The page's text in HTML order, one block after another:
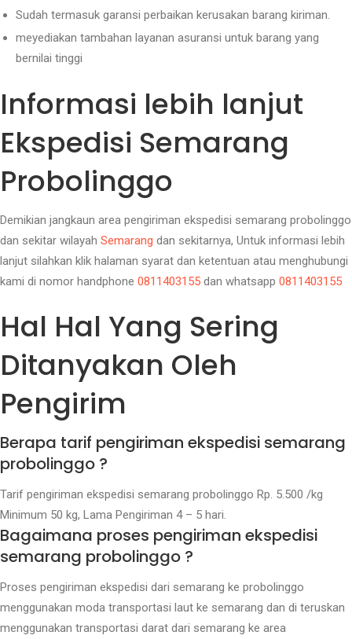
Sudah termasuk garansi perbaikan kerusakan barang kiriman.
meyediakan tambahan layanan asuransi untuk barang yang
bernilai tinggi
Informasi lebih lanjut
Ekspedisi Semarang
Probolinggo
Demikian jangkaun area pengiriman ekspedisi semarang probolinggo
dan sekitar wilayah Semarang dan sekitarnya, Untuk informasi lebih
lanjut silahkan klik halaman syarat dan ketentuan atau menghubungi
kami di nomor handphone 0811403155 dan whatsapp 0811403155
Hal Hal Yang Sering
Ditanyakan Oleh
Pengirim
Berapa tarif pengiriman ekspedisi semarang
probolinggo ?
Tarif pengiriman ekspedisi semarang probolinggo Rp. 5.500 /kg
Minimum 50 kg, Lama Pengiriman 4 – 5 hari.
Bagaimana proses pengiriman ekspedisi
semarang probolinggo ?
Proses pengiriman ekspedisi dari semarang ke probolinggo
menggunakan moda transportasi laut ke semarang dan di teruskan
menggunakan transportasi darat dari semarang ke area